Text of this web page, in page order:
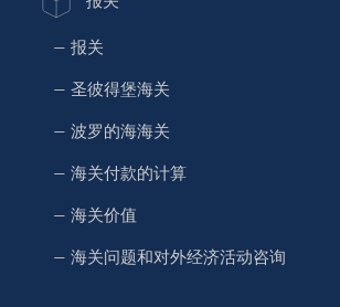
— 报关
— 圣彼得堡海关
— 波罗的海海关
— 海关付款的计算
— 海关价值
— 海关问题和对外经济活动咨询